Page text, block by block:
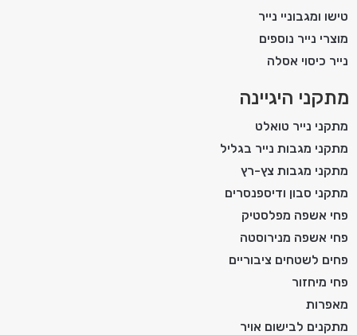
טישו ומגבוניי נייר
מוצרי נייר נוספים
נייר כיסוי אסלה
מתקני היגיינה
מתקני נייר טואלט
מתקני מגבות נייר בגליל
מתקני מגבות צץ-רץ
מתקני סבון ודיספנסרים
פחי אשפה מפלסטיק
פחי אשפה מנירוסטה
פחים לשטחים ציבוריים
פחי מיחזור
מאפרות
מתקנים לבישום אויר